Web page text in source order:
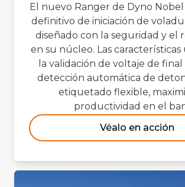
El nuevo Ranger de Dyno Nobel
definitivo de iniciación de
diseñado con la seguridad y el
en su núcleo. Las características
la validación de voltaje de
detección automática de
etiquetado flexible,
productividad en el
Véalo en acción